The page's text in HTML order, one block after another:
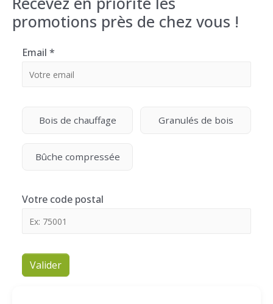
promotions près de chez vous !
Email *
Bois de chauffage Granulés de bois
Bûche compressée
Votre code postal
Valider